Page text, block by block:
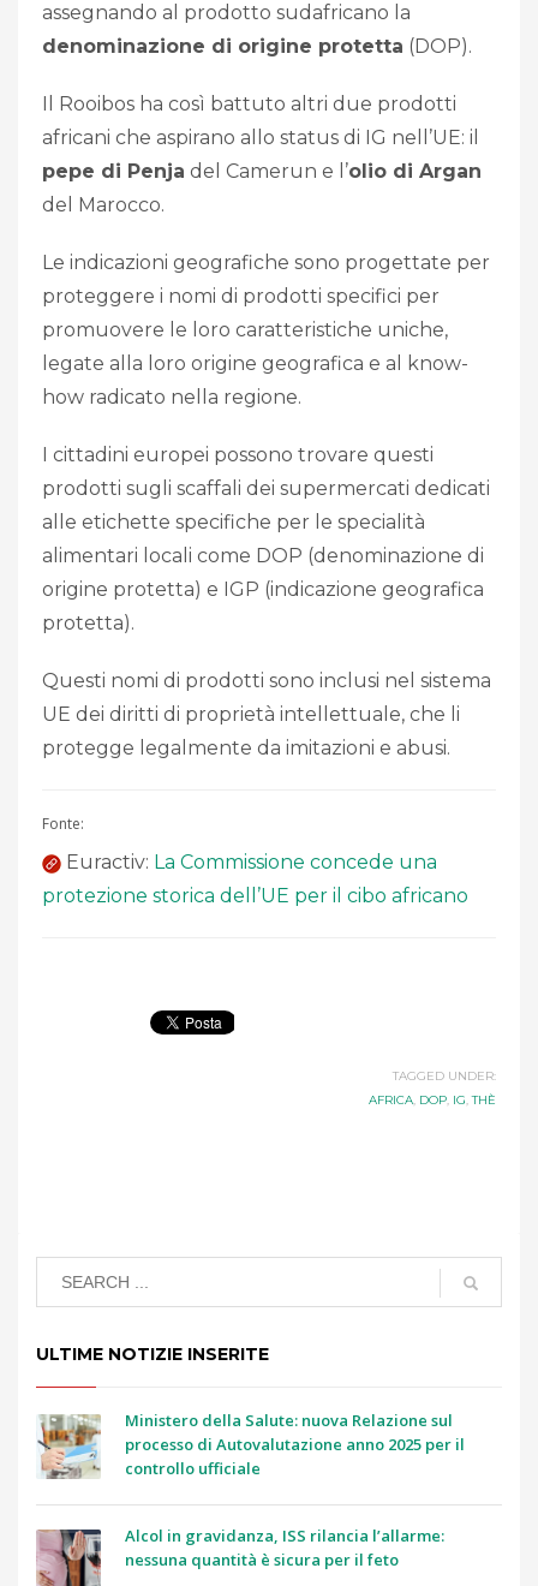
assegnando al prodotto sudafricano la
denominazione di origine protetta (DOP).
Il Rooibos ha così battuto altri due prodotti
africani che aspirano allo status di IG nell’UE: il
pepe di Penja del Camerun e l’olio di Argan
del Marocco.
Le indicazioni geografiche sono progettate per
proteggere i nomi di prodotti specifici per
promuovere le loro caratteristiche uniche,
legate alla loro origine geografica e al know-
how radicato nella regione.
I cittadini europei possono trovare questi
prodotti sugli scaffali dei supermercati dedicati
alle etichette specifiche per le specialità
alimentari locali come DOP (denominazione di
origine protetta) e IGP (indicazione geografica
protetta).
Questi nomi di prodotti sono inclusi nel sistema
UE dei diritti di proprietà intellettuale, che li
protegge legalmente da imitazioni e abusi.
Fonte:
Euractiv: La Commissione concede una
protezione storica dell’UE per il cibo africano
TAGGED UNDER:
AFRICA, DOP, IG,THÈ
ULTIME NOTIZIE INSERITE
Ministero della Salute: nuova Relazione sul
processo di Autovalutazione anno 2025 per il
controllo ufficiale
Alcol in gravidanza, ISS rilancia l’allarme:
nessuna quantità è sicura per il feto